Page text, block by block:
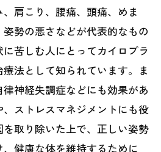
肩こり、腰痛、頭痛、めま
勢の悪さなどが代表的なもの
苦しむ人にとってカイロプラ
法として知られています。ま
神経失調症などにも効果があ
、ストレスマネジメントにも役
取り除いた上で、正しい姿勢
健康な体を維持するために